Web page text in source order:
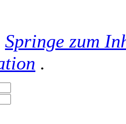
Springe zum
.